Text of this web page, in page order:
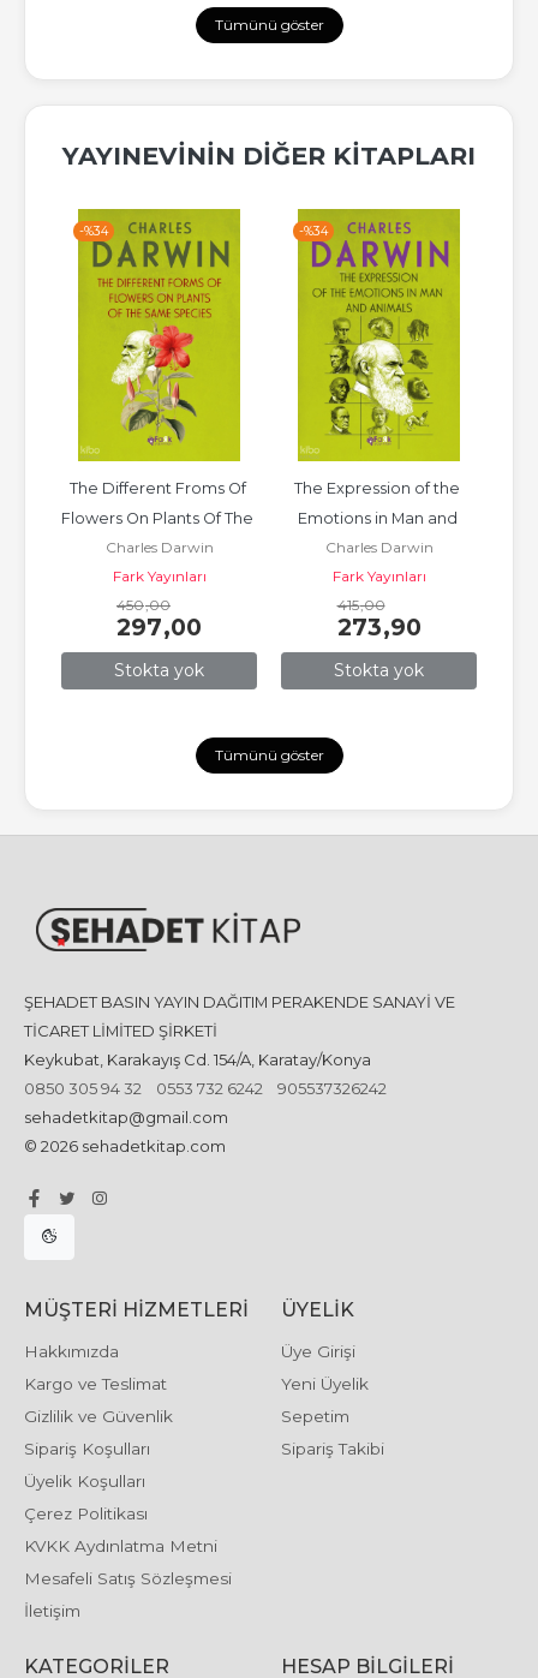
Tümünü göster
YAYINEVININ DIĞER KITAPLARI
-%34
Stokta yok
The Different Froms Of
Flowers On Plants Of The
Same Species
Charles Darwin
Fark Yayınları
450,00
297,00
-%34
Stokta yok
The Expression of the
Emotions in Man and
Animals
Charles Darwin
Fark Yayınları
415,00
273,90
Tümünü göster
ŞEHADET BASIN YAYIN DAĞITIM PERAKENDE SANAYİ VE
TİCARET LİMİTED ŞİRKETİ
Keykubat, Karakayış Cd. 154/A, Karatay/Konya
0850 305 94 32
0553 732 6242
905537326242
sehadetkitap@gmail.com
© 2026 sehadetkitap.com
MÜŞTERI HIZMETLERI
Hakkımızda
Kargo ve Teslimat
Gizlilik ve Güvenlik
Sipariş Koşulları
Üyelik Koşulları
Çerez Politikası
KVKK Aydınlatma Metni
Mesafeli Satış Sözleşmesi
İletişim
ÜYELIK
Üye Girişi
Yeni Üyelik
Sepetim
Sipariş Takibi
KATEGORILER HESAP BILGILERI